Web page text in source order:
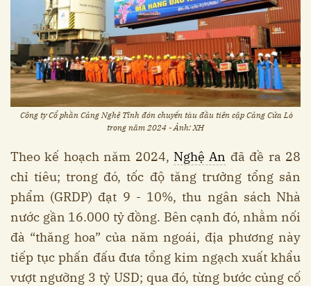
Công ty Cổ phần Cảng Nghệ Tĩnh đón chuyến tàu đầu tiên cập Cảng Cửa Lò
trong năm 2024 - Ảnh: XH
Theo kế hoạch năm 2024, Nghệ An đã đề ra 28
chỉ tiêu; trong đó, tốc độ tăng trưởng tổng sản
phẩm (GRDP) đạt 9 - 10%, thu ngân sách Nhà
nước gần 16.000 tỷ đồng. Bên cạnh đó, nhằm nối
đà “thăng hoa” của năm ngoái, địa phương này
tiếp tục phấn đấu đưa tổng kim ngạch xuất khẩu
vượt ngưỡng 3 tỷ USD; qua đó, từng bước củng cố